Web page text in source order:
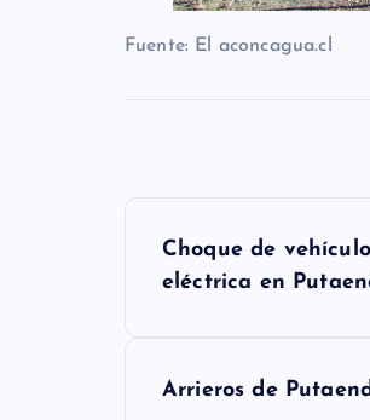
Fuente: El aconcagua.cl
Choque de
eléctrica en
Arrieros de